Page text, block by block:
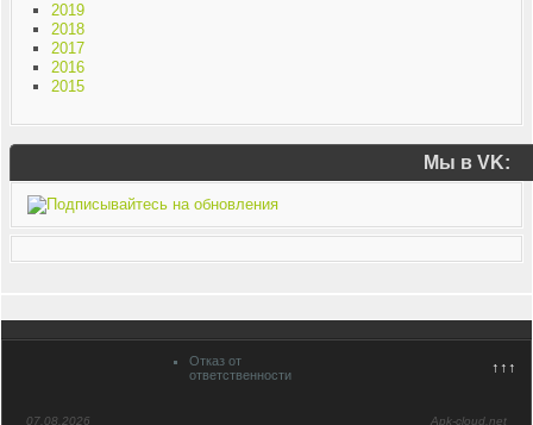
2019
2018
2017
2016
2015
Мы в VK:
↑↑↑
Отказ от
ответственности
07.08.2026 Apk-cloud.net